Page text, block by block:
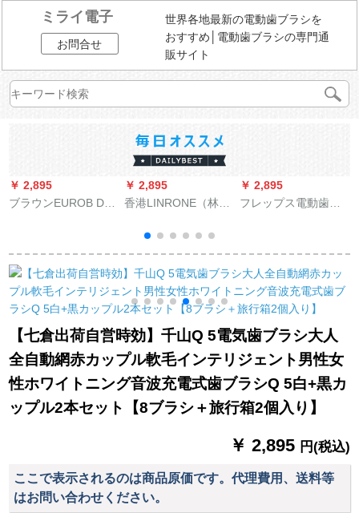
ミライ電子
お問合せ
世界各地最新の電動歯ブラシを
おすすめ│電動歯ブラシの専門通
販サイト
￥ 2,895
ブラウンEUROB DB
￥ 2,895
香港LINRONE（林
ブラシ大人音波式振
動充電式カップル歯
ブラシ防水柔らかい
毛歯ブラシプレゼン
ト刻印X 3深海藍-青
春版
￥ 2,895
フレップス電動歯ブ
グリーンHX 3216/31
【七倉出荷自営時効】千山Q 5電気歯ブラシ大人
全自動網赤カップル軟毛インテリジェント男性女
性ホワイトニング音波充電式歯ブラシQ 5白+黒カ
ップル2本セット【8ブラシ＋旅行箱2個入り】
￥ 2,895 円(税込)
ここで表示されるのは商品原価です。代理費用、送料等
はお問い合わせください。